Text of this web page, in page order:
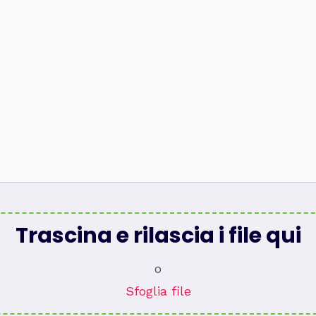
Trascina e rilascia i file qui
o
Sfoglia file